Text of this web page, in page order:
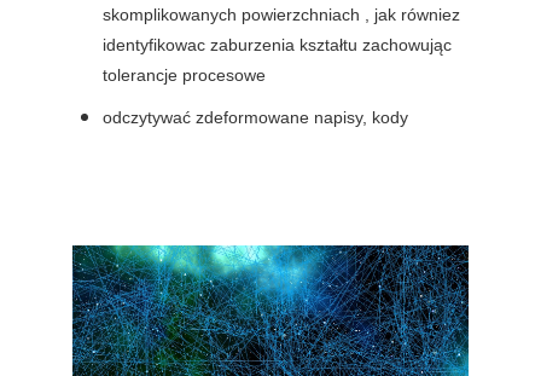
skomplikowanych powierzchniach , jak równiez
identyfikowac zaburzenia kształtu zachowując
tolerancje procesowe
odczytywać zdeformowane napisy, kody